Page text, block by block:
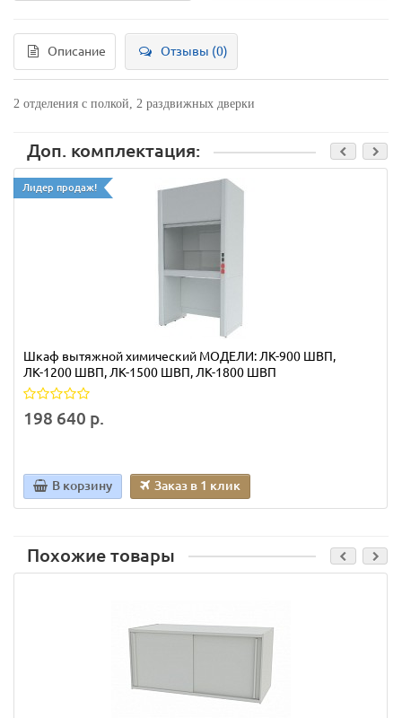
Описание Отзывы (0)
2 отделения с полкой, 2 раздвижных дверки
Доп. комплектация:
Лидер продаж!
Шкаф вытяжной химический МОДЕЛИ: ЛК-900 ШВП,
ЛК-1200 ШВП, ЛК-1500 ШВП, ЛК-1800 ШВП
198 640 р.
В корзину Заказ в 1 клик
Похожие товары